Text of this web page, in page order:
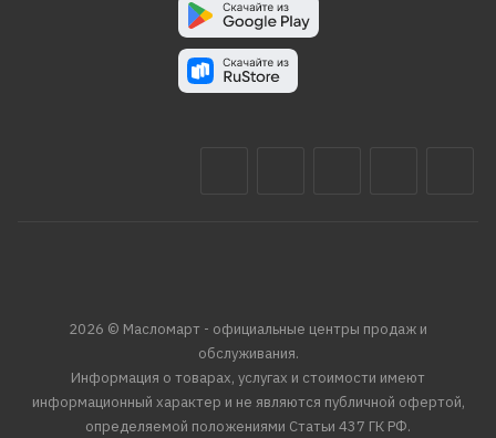
2026 © Масломарт - официальные центры продаж и
обслуживания.
Информация о товарах, услугах и стоимости имеют
информационный характер и не являются публичной офертой,
определяемой положениями Статьи 437 ГК РФ.